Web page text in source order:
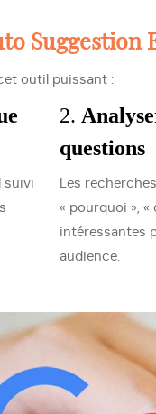
Suggestion
outil puissant :
suivi
2.
questions
Les
« pourquoi »,
intéressantes
audience.